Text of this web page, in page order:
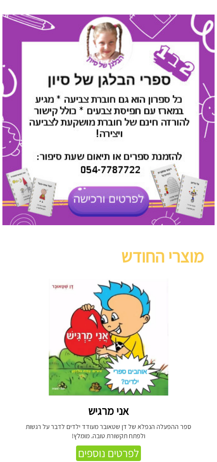
מוצרי החודש
אני מרגיש
ספר ההפעלה הנפלא של דן שטאובר מעודד ילדים לדבר על רגשות
ולפתח תקשורת טובה. מומלץ!
לפרטים נוספים